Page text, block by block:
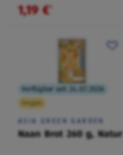
1,19 €¹
Verfügbar seit 24.07.2026
Vegan
ASIA GREEN GARDEN
Naan Brot 260 g, Natur